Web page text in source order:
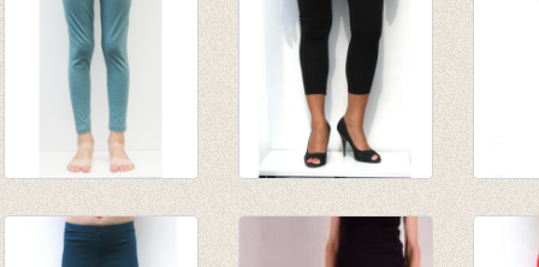
Donker blauwgrijs
€ 10,95
van €